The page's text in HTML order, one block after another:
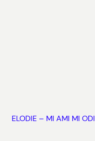
ELODIE – MI AMI MI ODI